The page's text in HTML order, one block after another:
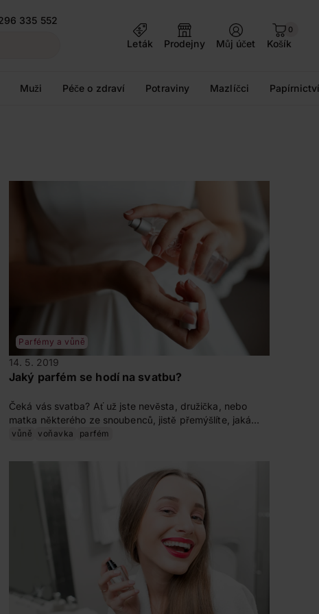
335 552
Leták
Prodejny Můj účet
0
Košík
Muži Péče o zdraví Potraviny Mazlíčci
Parfémy a vůně
14. 5. 2019
Jaký parfém se hodí na svatbu?
Čeká vás svatba? Ať už jste nevěsta, družička, nebo
matka některého ze snoubenců, jistě přemýšlíte, jaká
vůně by se hodila na tuhle výjimečnou příležitost.
vůně voňavka parfém